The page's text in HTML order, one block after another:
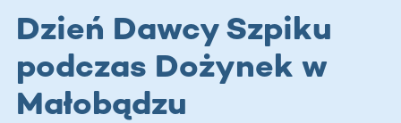
Dzień Dawcy Szpiku
podczas Dożynek w
Małobądzu